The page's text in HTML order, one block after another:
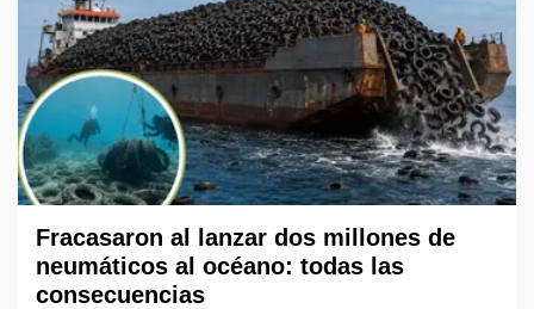
Fracasaron al lanzar dos millones de
neumáticos al océano: todas las
consecuencias